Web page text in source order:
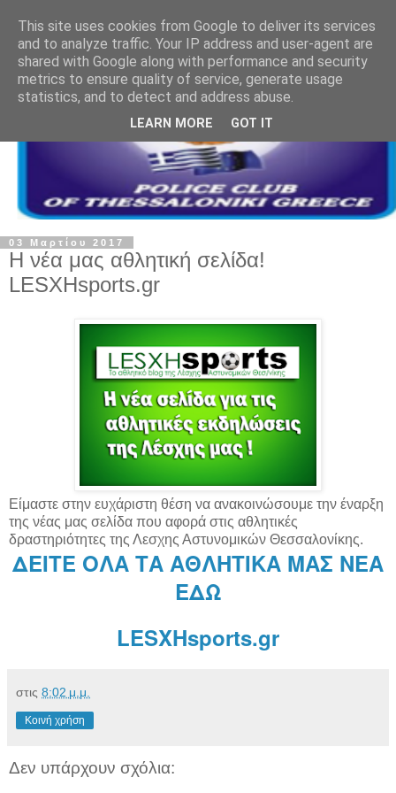
03 Μαρτίου 2017
H νέα μας αθλητική σελίδα!
LESXHsports.gr
Είμαστε στην ευχάριστη θέση να ανακοινώσουμε την έναρξη
της νέας μας σελίδα που αφορά στις αθλητικές
δραστηριότητες της Λεσχης Αστυνομικών Θεσσαλονίκης.
ΔΕΙΤΕ ΟΛΑ ΤΑ ΑΘΛΗΤΙΚΑ ΜΑΣ ΝΕΑ
ΕΔΩ
LESXHsports.gr
στις 8:02 μ.μ.
Κοινή χρήση
Δεν υπάρχουν σχόλια:
This site uses cookies from Google to deliver its services
and to analyze traffic. Your IP address and user-agent are
shared with Google along with performance and security
metrics to ensure quality of service, generate usage
statistics, and to detect and address abuse.
LEARN MORE GOT IT